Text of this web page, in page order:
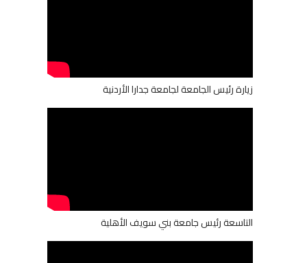
زيارة رئيس الجامعة لجامعة جدارا الأردنية
التاسعة رئيس جامعة بني سويف الأهلية